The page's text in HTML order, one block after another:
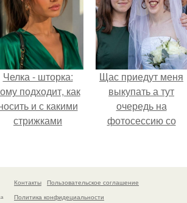
ситуации.
прически и
макияжа.
Челка - шторка:
подходит, как
и с какими
стрижками
Щас приедут меня
выкупать а тут
очередь на
фотосессию со
Контакты
Пользовательское соглашение
Политика конфидециальности